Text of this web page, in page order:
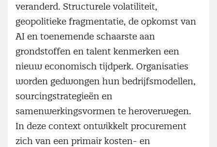
veranderd. Structurele volatiliteit,
geopolitieke fragmentatie, de opkomst van
AI en toenemende schaarste aan
grondstoffen en talent kenmerken een
nieuw economisch tijdperk. Organisaties
worden gedwongen hun bedrijfsmodellen,
sourcingstrategieën en
samenwerkingsvormen te heroverwegen.
In deze context ontwikkelt procurement
zich van een primair kosten- en